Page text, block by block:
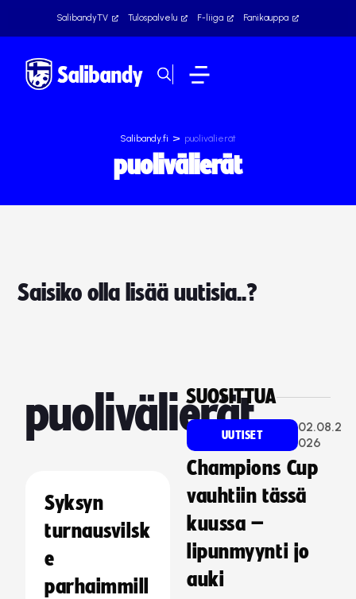
SalibandyTV Tulospalvelu F-liiga Fanikauppa
Salibandy.fi > puolivälierät
puolivälierät
Saisiko olla lisää uutisia..?
puolivälierät
Syksyn
turnausvilsk
e
parhaimmill
SUOSITTUA
UUTISET
02.08.2
026
Champions Cup
vauhtiin tässä
kuussa –
lipunmyynti jo
auki